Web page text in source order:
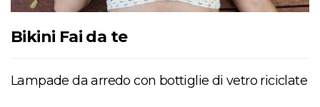
Bikini Fai da te
Lampade da arredo con bottiglie di vetro riciclate